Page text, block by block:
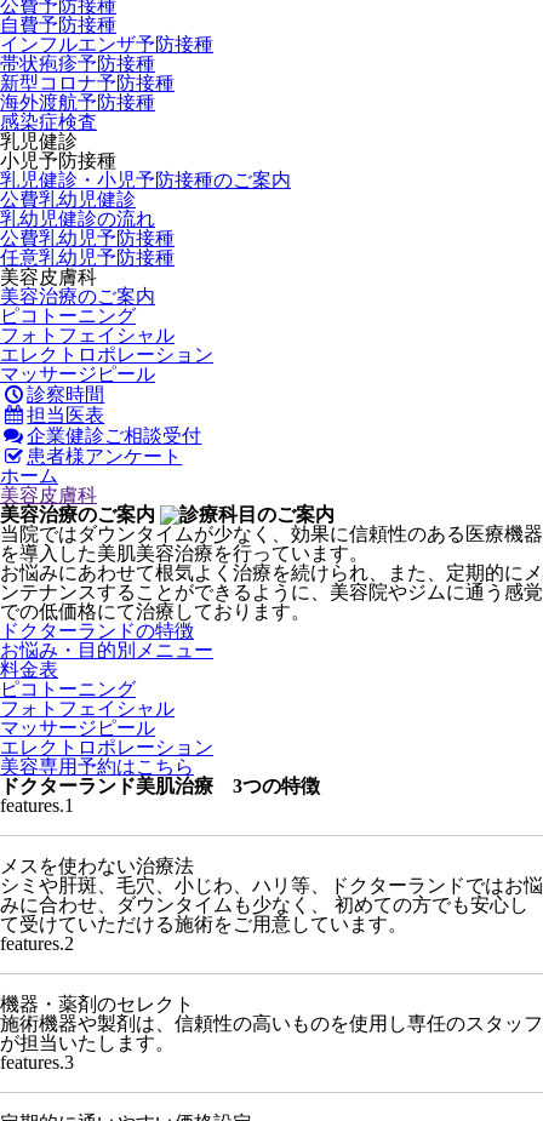
公費予防接種
自費予防接種
インフルエンザ予防接種
帯状疱疹予防接種
新型コロナ予防接種
海外渡航予防接種
感染症検査
乳児健診
小児予防接種
乳児健診・小児予防接種のご案内
公費乳幼児健診
乳幼児健診の流れ
公費乳幼児予防接種
任意乳幼児予防接種
美容皮膚科
美容治療のご案内
ピコトーニング
フォトフェイシャル
エレクトロポレーション
マッサージピール
診察時間
担当医表
企業健診ご相談受付
患者様アンケート
ホーム
美容皮膚科
美容治療のご案内
当院ではダウンタイムが少なく、効果に信頼性のある医療機器
を導入した美肌美容治療を行っています。
お悩みにあわせて根気よく治療を続けられ、また、定期的にメ
ンテナンスすることができるように、美容院やジムに通う感覚
での低価格にて治療しております。
ドクターランドの特徴
お悩み・目的別メニュー
料金表
ピコトーニング
フォトフェイシャル
マッサージピール
エレクトロポレーション
美容専用予約はこちら
ドクターランド美肌治療 3つの特徴
features.1
メスを使わない治療法
シミや肝斑、毛穴、小じわ、ハリ等、ドクターランドではお悩
みに合わせ、ダウンタイムも少なく、 初めての方でも安心し
て受けていただける施術をご用意しています。
features.2
機器・薬剤のセレクト
施術機器や製剤は、信頼性の高いものを使用し専任のスタッフ
が担当いたします。
features.3